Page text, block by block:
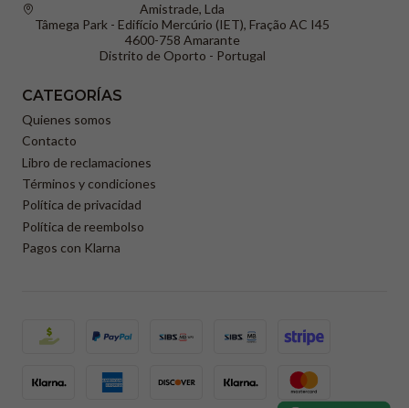
Amistrade, Lda
Tâmega Park - Edifício Mercúrio (IET), Fração AC I45
4600-758 Amarante
Distrito de Oporto - Portugal
CATEGORÍAS
Quienes somos
Contacto
Libro de reclamaciones
Términos y condiciones
Política de privacidad
Política de reembolso
Pagos con Klarna